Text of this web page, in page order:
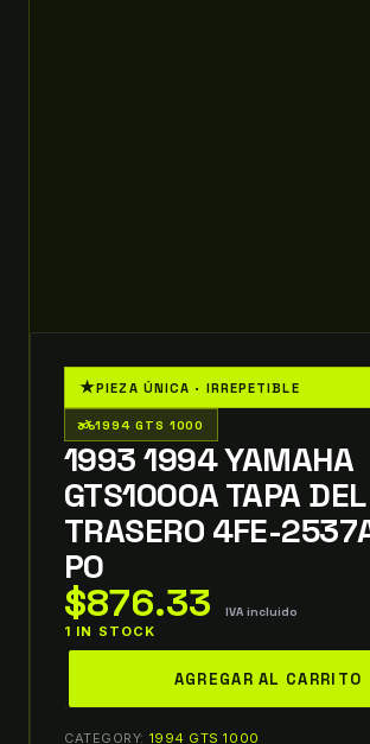
★PIEZA ÚNICA · IRREPETIBLE
two_wheeler1994 GTS 1000
1993 1994 YAMAHA
GTS1000A TAPA
TRASERO 4FE-
P0
$876.33 IVA incluido
1 IN STOCK
AGREGAR AL CARRITO
CATEGORY: 1994 GTS 1000